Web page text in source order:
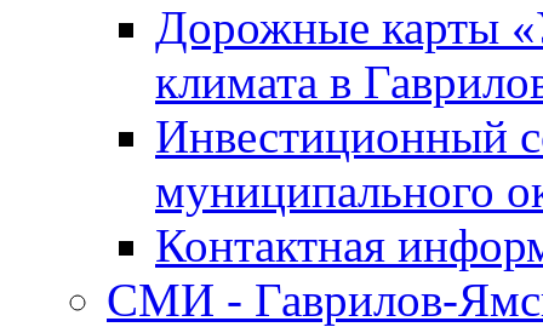
Дорожные карты
климата в
Инвестиционный
муниципального
Контактная
СМИ - Гаврилов-